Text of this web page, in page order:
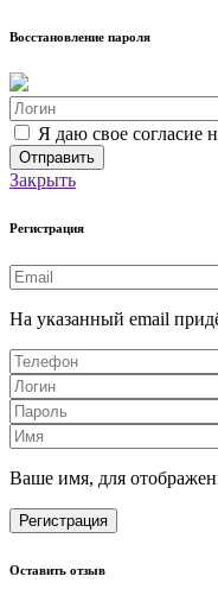
Восстановление пароля
Я даю свое согласие
Закрыть
Регистрация
На указанный email
Ваше имя, для
Регистрация
Оставить отзыв